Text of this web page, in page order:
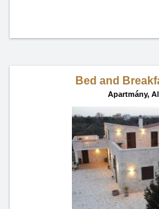
Bed and
Apartmány,